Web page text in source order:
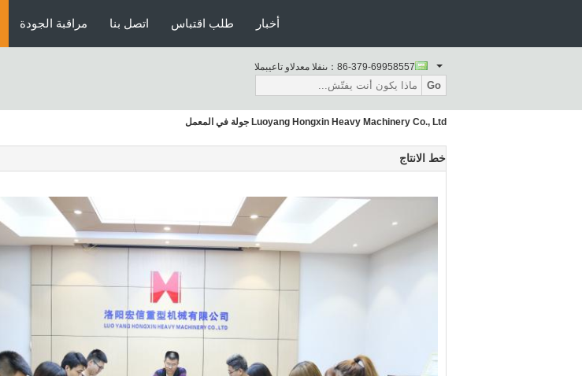
مراقبة الجودة اتصل بنا طلب اقتباس أخبار
المبيعات والدعم الفنى： 86-379-69958557
Go
Luoyang Hongxin Heavy Machinery Co., Ltd جولة في المعمل
خط الانتاج